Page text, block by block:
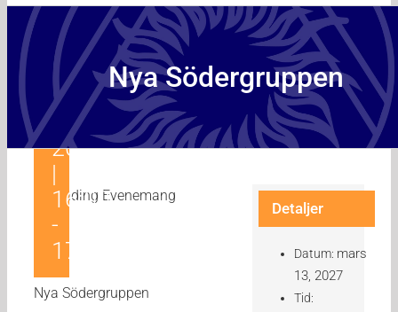
Nya Södergruppen
Nya
Södergruppen
mars
13,
2027
|
16:00
-
17:00
Nya Södergruppen
Detaljer
Datum: mars
13, 2027
Tid: